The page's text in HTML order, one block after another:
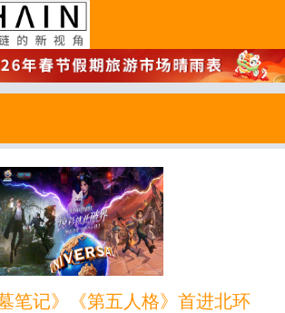
墓笔记》《第五人格》首进北环